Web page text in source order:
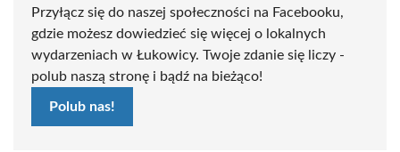
Przyłącz się do naszej społeczności na Facebooku,
gdzie możesz dowiedzieć się więcej o lokalnych
wydarzeniach w Łukowicy. Twoje zdanie się liczy -
polub naszą stronę i bądź na bieżąco!
Polub nas!